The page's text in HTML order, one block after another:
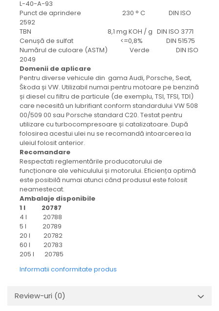
Consumabile
L-40-A-93
Punct de aprindere 230 ° C DIN ISO
2592
TBN 8,1 mg KOH / g DIN ISO 3771
Cenușă de sulfat <=0,8% DIN 51575
Numărul de culoare (ASTM) Verde DIN ISO
2049
Domenii de aplicare
Pentru diverse vehicule din gama Audi, Porsche, Seat,
Škoda și VW. Utilizabil numai pentru motoare pe benzină
și diesel cu filtru de particule (de exemplu, TSI, TFSI, TDI)
care necesită un lubrifiant conform standardului VW 508
00/509 00 sau Porsche standard C20. Testat pentru
utilizare cu turbocompresoare și catalizatoare. După
folosirea acestui ulei nu se recomandă intoarcerea la
uleiul folosit anterior.
Recomandare
Respectati reglementările producatorului de
funcționare ale vehiculului și motorului. Eficiența optimă
este posibilă numai atunci când produsul este folosit
neamestecat.
Ambalaje disponibile
1 l 20787
4 l 20788
5 l 20789
20 l 20782
60 l 20783
205 l 20785
Informatii conformitate produs
Review-uri (0)